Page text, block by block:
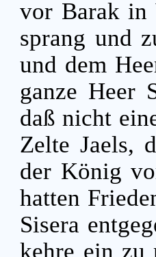
vor Barak in
sprang und
und dem
ganze Heer
daß nicht
Zelte Jaels,
der König
hatten
Sisera
kehre ein